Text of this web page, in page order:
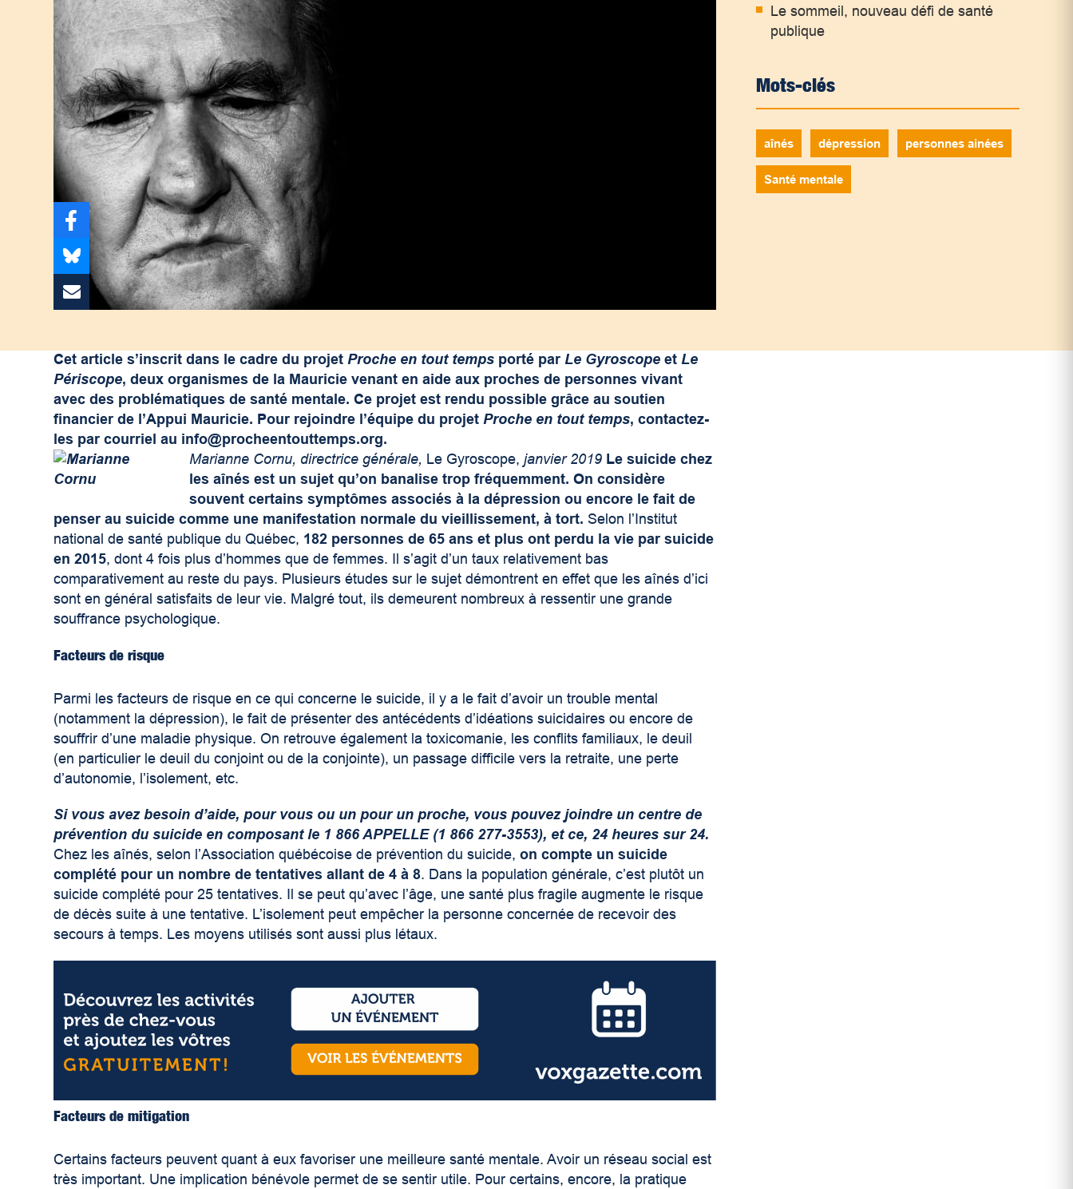
Cet article s’inscrit dans le cadre du projetProche en tout temps porté par Le Gyroscope et Le
Périscope, deux organismes de la Mauricie venant en aide aux proches de personnes vivant
avec des problématiques de santé mentale. Ce projet est rendu possible grâce au soutien
financier de l’Appui Mauricie. Pour rejoindre l’équipe du projetProche en tout temps, contactez-
les par courriel au info@procheentouttemps.org.
Marianne Cornu, directrice générale, Le Gyroscope,janvier 2019 Le suicide chez
les aînés est un sujet qu’on banalise trop fréquemment. On considère
souvent certains symptômes associés à la dépression ou encore le fait de
penser au suicide comme une manifestation normale du vieillissement, à tort. Selon l’Institut
national de santé publique du Québec, 182 personnes de 65 ans et plus ont perdu la vie par suicide
en 2015, dont 4 fois plus d’hommes que de femmes. Il s’agit d’un taux relativement bas
comparativement au reste du pays. Plusieurs études sur le sujet démontrent en effet que les aînés d’ici
sont en général satisfaits de leur vie. Malgré tout, ils demeurent nombreux à ressentir une grande
souffrance psychologique.
Facteurs de risque
Parmi les facteurs de risque en ce qui concerne le suicide, il y a le fait d’avoir un trouble mental
(notamment la dépression), le fait de présenter des antécédents d’idéations suicidaires ou encore de
souffrir d’une maladie physique. On retrouve également la toxicomanie, les conflits familiaux, le deuil
(en particulier le deuil du conjoint ou de la conjointe), un passage difficile vers la retraite, une perte
d’autonomie, l’isolement, etc.
Si vous avez besoin d’aide, pour vous ou un pour un proche, vous pouvez joindre un centre de
prévention du suicide en composant le 1 866 APPELLE (1 866 277-3553), et ce, 24 heures sur 24.
Chez les aînés, selon l’Association québécoise de prévention du suicide,on compte un suicide
complété pour un nombre de tentatives allant de 4 à 8. Dans la population générale, c’est plutôt un
suicide complété pour 25 tentatives. Il se peut qu’avec l’âge, une santé plus fragile augmente le risque
de décès suite à une tentative. L’isolement peut empêcher la personne concernée de recevoir des
secours à temps. Les moyens utilisés sont aussi plus létaux.
Facteurs de mitigation
Certains facteurs peuvent quant à eux favoriser une meilleure santé mentale. Avoir un réseau social est
très important. Une implication bénévole permet de se sentir utile. Pour certains, encore, la pratique
Le sommeil, nouveau défi de santé
publique
Mots-clés
aînés dépression personnes ainées
Santé mentale